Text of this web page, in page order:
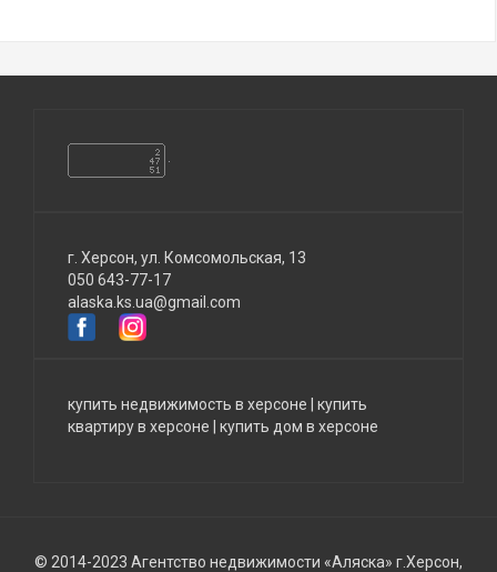
г. Херсон, ул. Комсомольская, 13
050 643-77-17
alaska.ks.ua@gmail.com
купить недвижимость в херсоне
купить
квартиру в херсоне
купить дом в херсоне
© 2014-2023 Агентство недвижимости «Аляска» г.Херсон,